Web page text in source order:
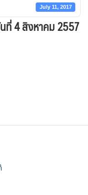
July 11, 2017
ที่ 4 สิงหาคม 2557